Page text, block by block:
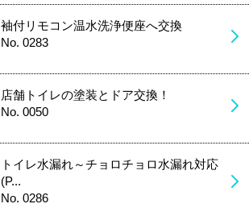
袖付リモコン温水洗浄便座へ交換
No. 0283
店舗トイレの塗装とドア交換！
No. 0050
トイレ水漏れ～チョロチョロ水漏れ対応
(P...
No. 0286